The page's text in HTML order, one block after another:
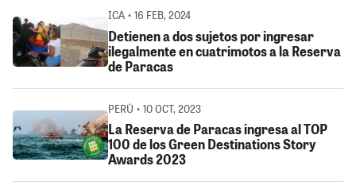
ICA • 16 FEB, 2024
Detienen a dos sujetos por ingresar
ilegalmente en cuatrimotos a la Reserva
de Paracas
PERÚ • 10 OCT, 2023
La Reserva de Paracas ingresa al TOP
100 de los Green Destinations Story
Awards 2023